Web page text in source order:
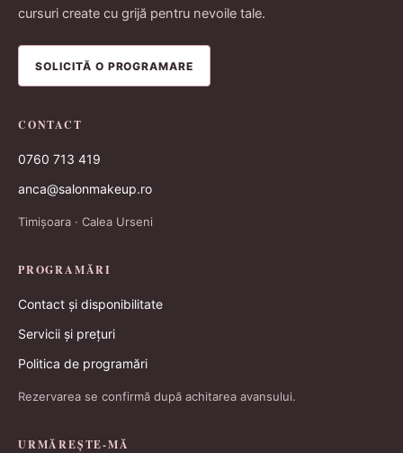
cursuri create cu grijă pentru nevoile tale.
SOLICITĂ O PROGRAMARE
CONTACT
0760 713 419
anca@salonmakeup.ro
Timișoara · Calea Urseni
PROGRAMĂRI
Contact și disponibilitate
Servicii și prețuri
Politica de programări
Rezervarea se confirmă după achitarea avansului.
URMĂREȘTE-MĂ